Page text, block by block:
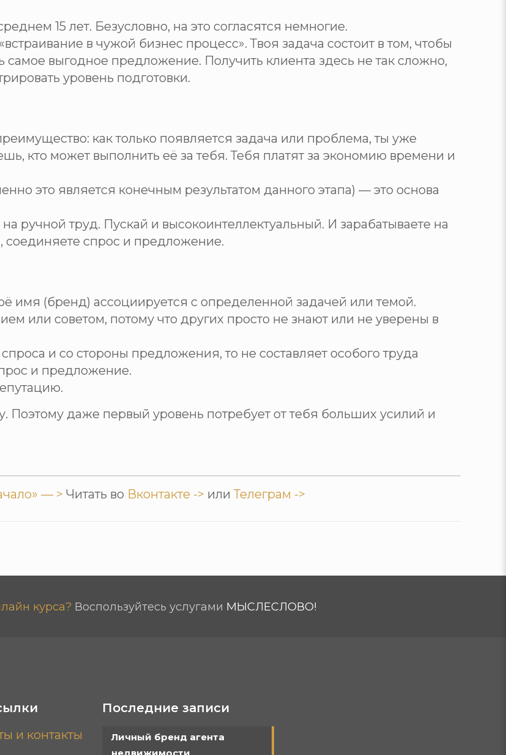
15 лет. Безусловно, на это согласятся немногие.
в чужой бизнес процесс». Твоя задача состоит в том, чтобы
самое выгодное предложение. Получить клиента здесь не так сложно,
уровень подготовки.
как только появляется задача или проблема, ты уже
кто может выполнить её за тебя. Тебя платят за экономию времени и
это является конечным результатом данного этапа) — это основа
ручной труд. Пускай и высокоинтеллектуальный. И зарабатываете на
спрос и предложение.
имя (бренд) ассоциируется с определенной задачей или темой.
или советом, потому что других просто не знают или не уверены в
и со стороны предложения, то не составляет особого труда
и предложение.
Поэтому даже первый уровень потребует от тебя больших усилий и
— > Читать во Вконтакте -> илиТелеграм ->
курса? Воспользуйтесь услугами МЫСЛЕСЛОВО!
и контакты
Последние записи
Личный бренд агента